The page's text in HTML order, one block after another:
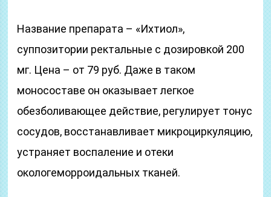
Название препарата – «Ихтиол»,
суппозитории ректальные с дозировкой 200
мг. Цена – от 79 руб. Даже в таком
моносоставе он оказывает легкое
обезболивающее действие, регулирует тонус
сосудов, восстанавливает микроциркуляцию,
устраняет воспаление и отеки
окологеморроидальных тканей.